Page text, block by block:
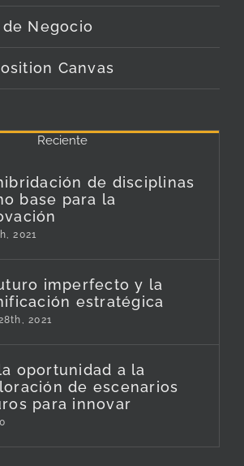
Negocio
Canvas
Reciente
de disciplinas
base para la
2021
imperfecto y la
estratégica
2021
oportunidad a la
de escenarios
para innovar